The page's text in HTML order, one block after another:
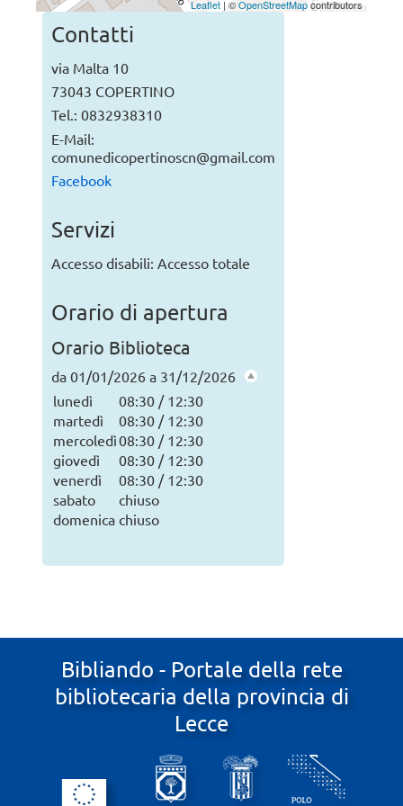
Leaflet | ©OpenStreetMapcontributors
Contatti
via Malta 10
73043 COPERTINO
Tel.: 0832938310
E-Mail:
comunedicopertinoscn@gmail.com
Facebook
Servizi
Accesso disabili: Accesso totale
Orario di apertura
Orario Biblioteca
da 01/01/2026 a 31/12/2026
lunedì
08:30 / 12:30
martedì
08:30 / 12:30
mercoledì08:30 / 12:30
giovedì
08:30 / 12:30
venerdì
08:30 / 12:30
sabato
chiuso
domenica chiuso
Bibliando - Portale della rete
bibliotecaria della provincia di
Lecce